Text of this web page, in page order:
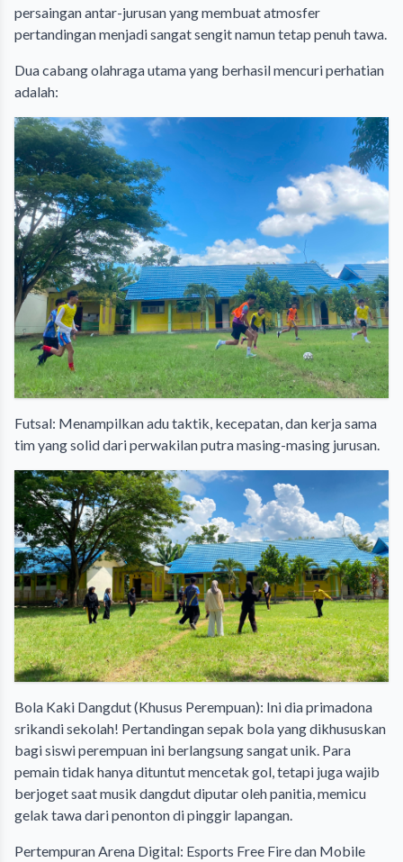
persaingan antar-jurusan yang membuat atmosfer
pertandingan menjadi sangat sengit namun tetap penuh tawa.
​Dua cabang olahraga utama yang berhasil mencuri perhatian
adalah:
​Futsal: Menampilkan adu taktik, kecepatan, dan kerja sama
tim yang solid dari perwakilan putra masing-masing jurusan.
​Bola Kaki Dangdut (Khusus Perempuan): Ini dia primadona
srikandi sekolah! Pertandingan sepak bola yang dikhususkan
bagi siswi perempuan ini berlangsung sangat unik. Para
pemain tidak hanya dituntut mencetak gol, tetapi juga wajib
berjoget saat musik dangdut diputar oleh panitia, memicu
gelak tawa dari penonton di pinggir lapangan.
​Pertempuran Arena Digital: Esports Free Fire dan Mobile